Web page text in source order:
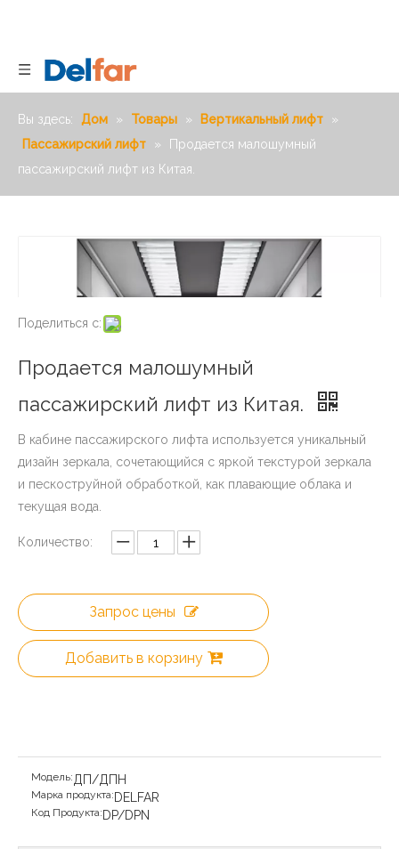
Вы здесь: Дом » Товары » Вертикальный лифт
»
Пассажирский лифт
»
Продается малошумный
пассажирский лифт из Китая.
Поделиться с:
Продается малошумный
пассажирский лифт из Китая.
В кабине пассажирского лифта используется уникальный
дизайн зеркала, сочетающийся с яркой текстурой зеркала
и пескоструйной обработкой, как плавающие облака и
текущая вода.
Количество:
Запрос цены
Добавить в корзину
Модель: ДП/ДПН
Марка продукта: DELFAR
Код Продукта: DP/DPN